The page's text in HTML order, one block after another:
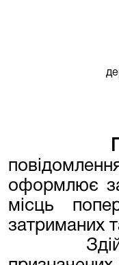
оформлює
місць
затриманих